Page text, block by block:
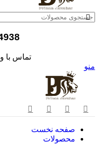
تماس با
منو
صفحه نخست
محصولات